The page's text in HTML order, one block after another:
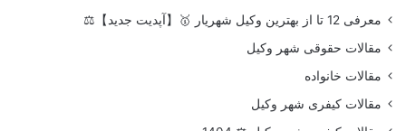
معرفی 12 تا از بهترین وکیل شهریار 🥇【آپدیت جدید】⚖️
مقالات حقوقی شهر وکیل
مقالات خانواده
مقالات کیفری شهر وکیل